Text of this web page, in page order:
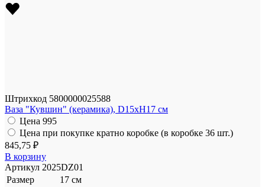
Штрихкод 5800000025588
Ваза "Кувшин" (керамика), D15xH17 см
Цена 995
Цена при покупке кратно коробке (в коробке 36 шт.)
845,75 ₽
В корзину
Артикул 2025DZ01
Размер
17 см